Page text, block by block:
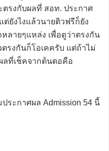
ตรงกับผลที่ สอท. ประกาศ
ต่ยังไงแล้วนายติวฟรีก็ยัง
ลายๆแหล่ง เพื่อดูว่าตรงกัน
รงกันก็โอเคครับ แต่ถ้าไม่
ลที่เช็คจากต้นตอคือ
ระกาศผล Admission 54 นี้